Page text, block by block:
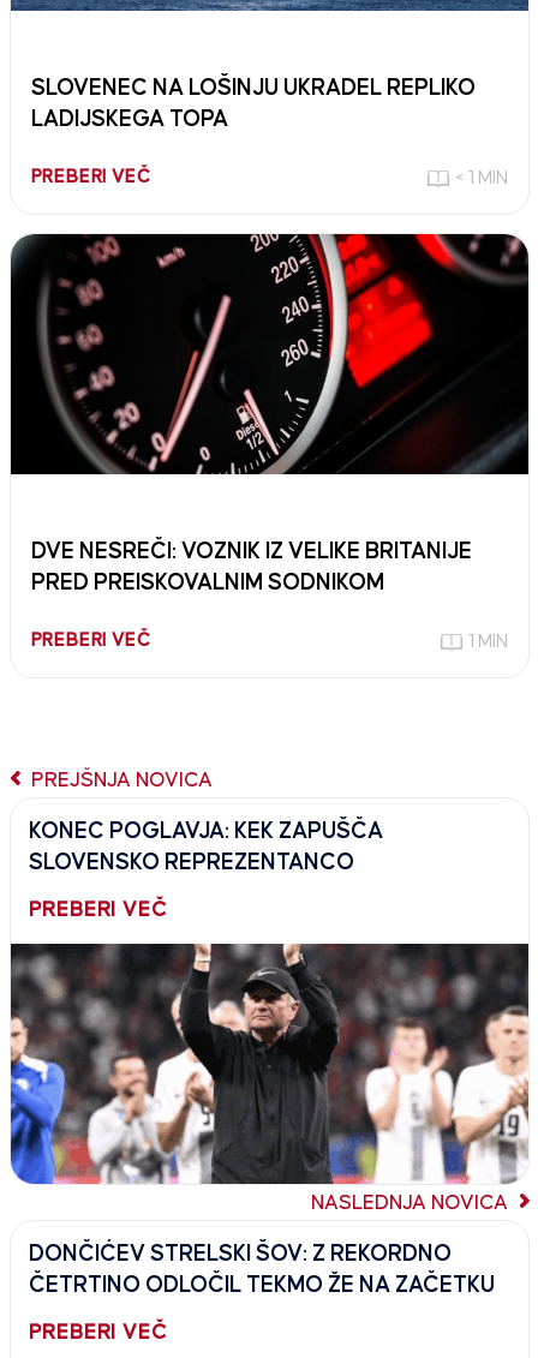
SLOVENEC NA LOŠINJU UKRADEL REPLIKO
LADIJSKEGA TOPA
PREBERI VEČ < 1 MIN
DVE NESREČI: VOZNIK IZ VELIKE BRITANIJE
PRED PREISKOVALNIM SODNIKOM
PREBERI VEČ 1 MIN
PREJŠNJA NOVICA
KONEC POGLAVJA: KEK ZAPUŠČA
SLOVENSKO REPREZENTANCO
PREBERI VEČ
NASLEDNJA NOVICA
DONČIĆEV STRELSKI ŠOV: Z REKORDNO
ČETRTINO ODLOČIL TEKMO ŽE NA ZAČETKU
PREBERI VEČ